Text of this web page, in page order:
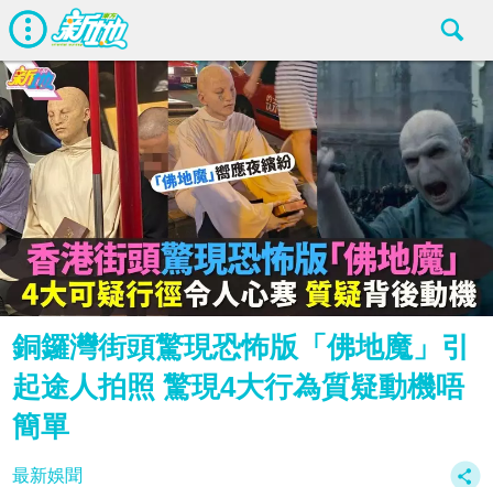
銅鑼灣街頭驚現恐怖版「佛地魔」引
起途人拍照 驚現4大行為質疑動機唔
簡單
最新娛聞